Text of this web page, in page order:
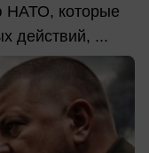
НАТО, которые
действий, ...